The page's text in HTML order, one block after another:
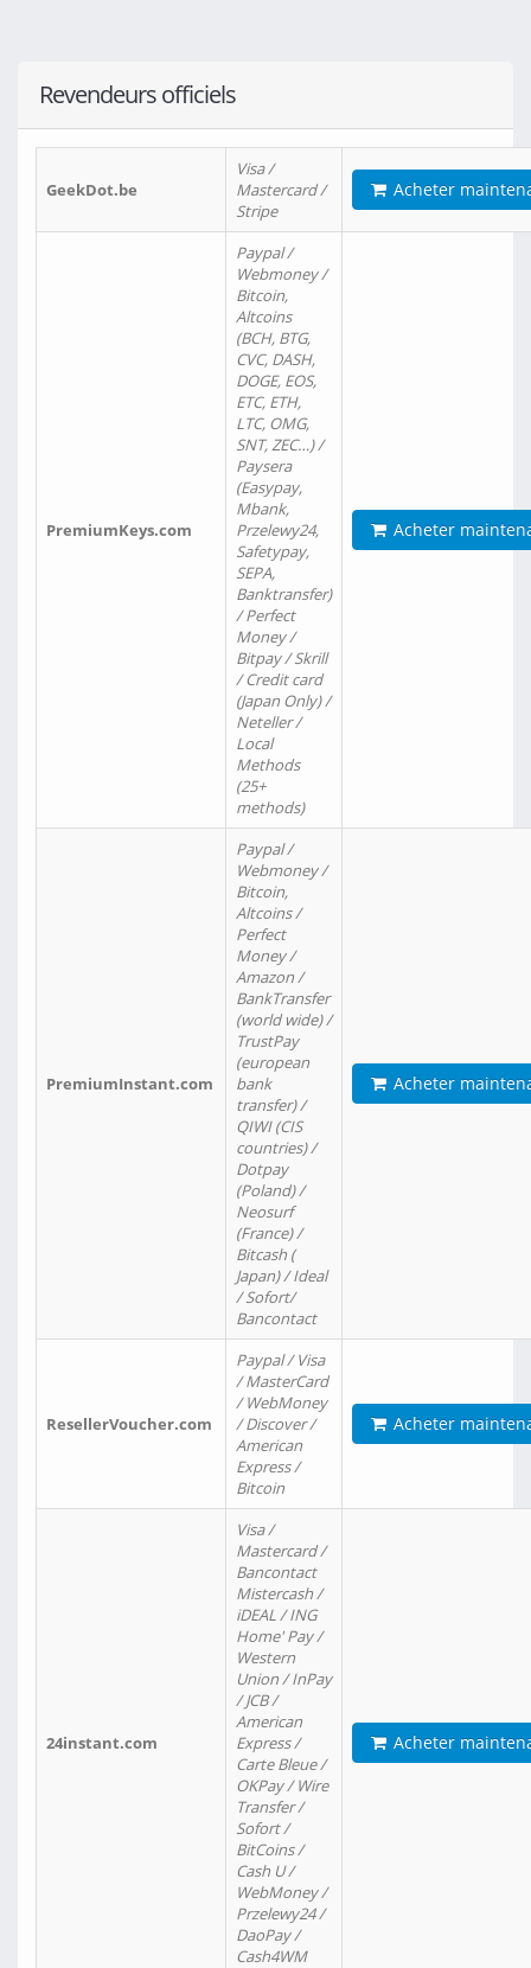
Revendeurs officiels
GeekDot.be
Visa /
Mastercard /
Stripe
Acheter
PremiumKeys.com
Paypal /
Webmoney /
Bitcoin,
Altcoins
(BCH, BTG,
CVC, DASH,
DOGE, EOS,
ETC, ETH,
LTC, OMG,
SNT, ZEC…) /
Paysera
(Easypay,
Mbank,
Przelewy24,
Safetypay,
SEPA,
Banktransfer)
/ Perfect
Money /
Bitpay / Skrill
/ Credit card
(Japan Only) /
Neteller /
Local
Methods
(25+
methods)
Acheter
PremiumInstant.com
Paypal /
Webmoney /
Bitcoin,
Altcoins /
Perfect
Money /
Amazon /
BankTransfer
(world wide) /
TrustPay
(european
bank
transfer) /
QIWI (CIS
countries) /
Dotpay
(Poland) /
Neosurf
(France) /
Bitcash (
Japan) / Ideal
/ Sofort/
Bancontact
Acheter
ResellerVoucher.com
Paypal / Visa
/ MasterCard
/ WebMoney
/ Discover /
American
Express /
Bitcoin
Acheter
24instant.com
Visa /
Mastercard /
Bancontact
Mistercash /
iDEAL / ING
Home' Pay /
Western
Union / InPay
/ JCB /
American
Express /
Carte Bleue /
OKPay / Wire
Transfer /
Sofort /
BitCoins /
Cash U /
WebMoney /
Przelewy24 /
DaoPay /
Cash4WM
Acheter